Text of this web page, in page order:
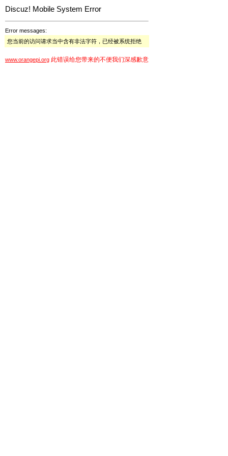
Discuz! Mobile System Error
Error messages:
您当前的访问请求当中含有非法字符，已经被系统拒绝
www.orangepi.org 此错误给您带来的不便我们深感歉意